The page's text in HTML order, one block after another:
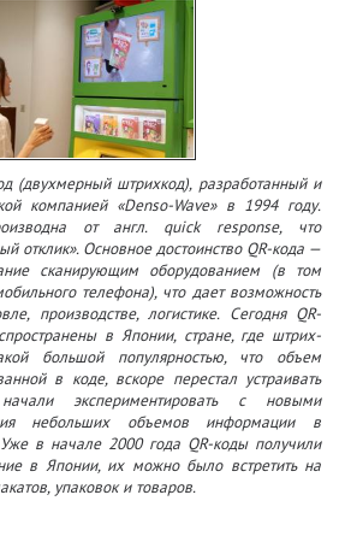
(двухмерный штрихкод), разработанный и
компанией «Denso-Wave» в 1994 году.
от англ. quick response, что
отклик». Основное достоинство QR-кода —
сканирующим оборудованием (в том
телефона), что дает возможность
производстве, логистике. Сегодня QR-
в Японии, стране, где штрих-
большой популярностью, что объем
в коде, вскоре перестал устраивать
экспериментировать с новыми
небольших объемов информации в
Уже в начале 2000 года QR-коды получили
в Японии, их можно было встретить на
упаковок и товаров.